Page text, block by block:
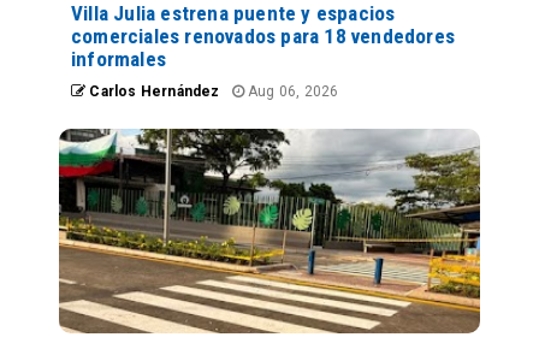
Villa Julia estrena puente y espacios
comerciales renovados para 18 vendedores
informales
Carlos Hernández Aug 06, 2026